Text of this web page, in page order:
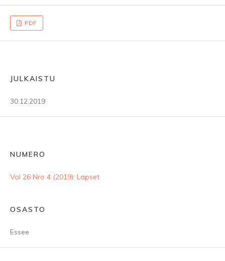
PDF
JULKAISTU
30.12.2019
NUMERO
Vol 26 Nro 4 (2019): Lapset
OSASTO
Essee